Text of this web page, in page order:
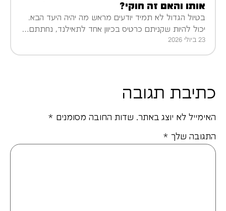
אותו והאם זה חוקי?
בטיול הגדול לא תמיד יודעים מראש מה יהיה היעד הבא.
יכול להיות שקניתם כרטיס בכיוון אחד לתאילנד, נחתתם…
23 ביולי 2026
כתיבת תגובה
האימייל לא יוצג באתר. שדות החובה מסומנים *
התגובה שלך *